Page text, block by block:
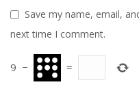
Save my name, email,
next time I comment.
9 − =